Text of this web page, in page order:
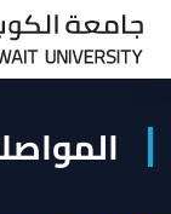
Skip
main